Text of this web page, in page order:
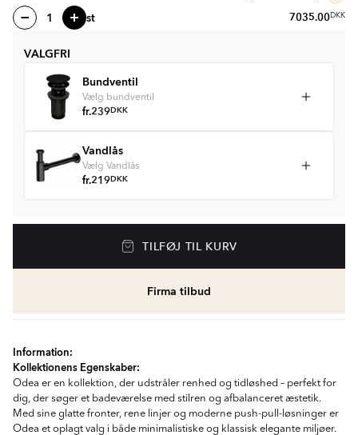
st 7035.00DKK
VALGFRI
Bundventil
Vælg bundventil
fr.239DKK
Vandlås
Vælg Vandlås
fr.219DKK
TILFØJ TIL KURV
Firma tilbud
Information:
Kollektionens Egenskaber:
Odea er en kollektion, der udstråler renhed og tidløshed – perfekt for
dig, der søger et badeværelse med stilren og afbalanceret æstetik.
Med sine glatte fronter, rene linjer og moderne push-pull-løsninger er
Odea et oplagt valg i både minimalistiske og klassisk elegante miljøer.